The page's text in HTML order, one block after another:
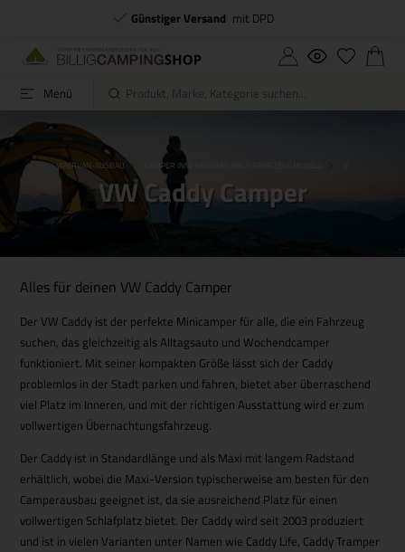
Günstiger Versand mit DPD
Menü
CAMPERVAN-AUSBAU CAMPER INNENAUSBAU NACH FAHRZEUGMODELL
VW Caddy Camper
Alles für deinen VW Caddy Camper
Der VW Caddy ist der perfekte Minicamper für alle, die ein Fahrzeug
suchen, das gleichzeitig als Alltagsauto und Wochendcamper
funktioniert. Mit seiner kompakten Größe lässt sich der Caddy
problemlos in der Stadt parken und fahren, bietet aber überraschend
viel Platz im Inneren, und mit der richtigen Ausstattung wird er zum
vollwertigen Übernachtungsfahrzeug.
Der Caddy ist in Standardlänge und als Maxi mit langem Radstand
erhältlich, wobei die Maxi-Version typischerweise am besten für den
Camperausbau geeignet ist, da sie ausreichend Platz für einen
vollwertigen Schlafplatz bietet. Der Caddy wird seit 2003 produziert
und ist in vielen Varianten unter Namen wie Caddy Life, Caddy Tramper